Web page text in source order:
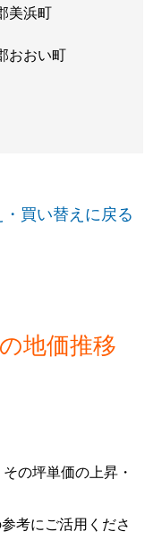
美浜町
おおい町
買い替えに戻る
地価推移
の坪単価の上昇・
考にご活用くださ